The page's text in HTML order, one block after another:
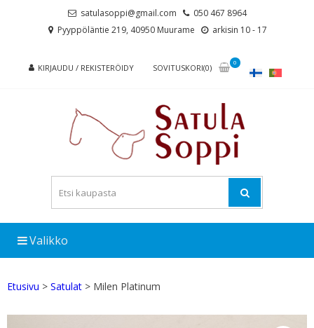
satulasoppi@gmail.com
050 467 8964
Pyyppöläntie 219, 40950 Muurame
arkisin 10 - 17
KIRJAUDU / REKISTERÖIDY SOVITUSKORI(0)
0
Valikko
Etusivu > Satulat > Milen Platinum